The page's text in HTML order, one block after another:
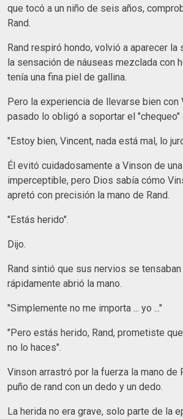
que tocó a un niño de seis años,
Rand.
Rand respiró hondo, volvió a aparecer la
la sensación de náuseas mezclada con
tenía una fina piel de gallina.
Pero la experiencia de llevarse bien con
pasado lo obligó a soportar el "chequeo"
"Estoy bien, Vincent, nada está mal, lo
Él evitó cuidadosamente a Vinson de
imperceptible, pero Dios sabía cómo
apretó con precisión la mano de Rand.
"Estás herido".
Dijo.
Rand sintió que sus nervios se
rápidamente abrió la mano.
"Simplemente no me importa ... yo ..."
"Pero estás herido, Rand, prometiste
no lo haces".
Vinson arrastró por la fuerza la mano de
puño de rand con un dedo y un dedo.
La herida no era grave, solo parte de la